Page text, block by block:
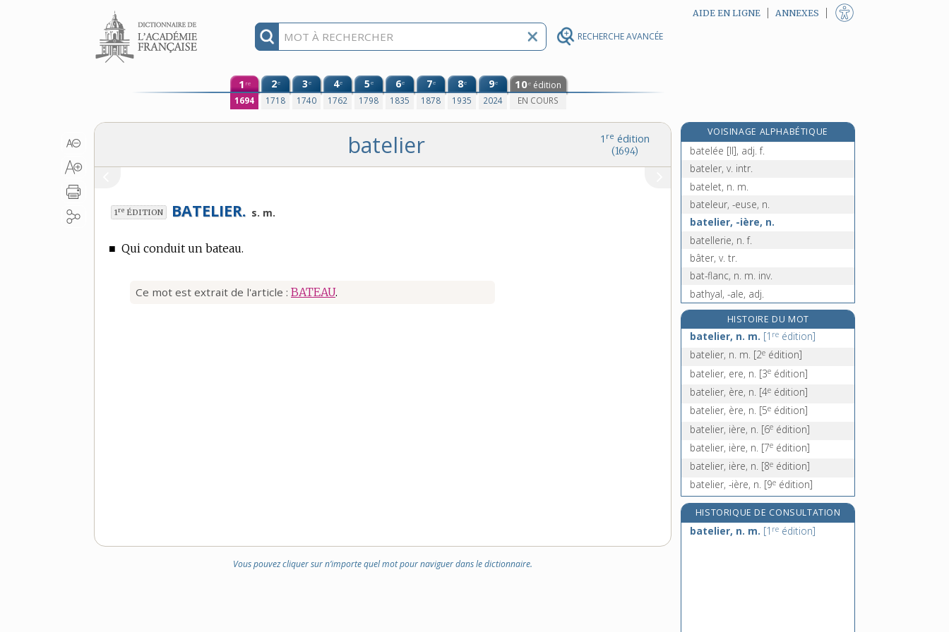
RECHERCHE AVANCÉE
Aller au contenu AIDE EN LIGNE ANNEXES
1 re
1694
2e
1718
3e
1740
4e
1762
5e
1798
6e
1835
7e
1878
8e
1935
9e
2024
10e édition
EN COURS
1 re édition
(1694)
batelier
1re ÉDITION BATELIER. s. m.
■ Qui conduit un bateau.
Ce mot est extrait de l'article : BATEAU.
Vous pouvez cliquer sur n’importe quel mot pour naviguer dans le dictionnaire.
VOISINAGE ALPHABÉTIQUE
batelée [I], n. f.
batelée [II], adj. f.
bateler, v. intr.
batelet, n. m.
bateleur, -euse, n.
batelier, -ière, n.
batellerie, n. f.
bâter, v. tr.
bat-flanc, n. m. inv.
bathyal, -ale, adj.
bathymétrie, n. f.
bathymétrique, adj.
bâti, -ie, adj. et n.
HISTOIRE DU MOT
batelier, n. m. [1 re édition]
batelier, n. m. [2e édition]
batelier, ere, n. [3e édition]
batelier, ère, n. [4e édition]
batelier, ère, n. [5e édition]
batelier, ière, n. [6e édition]
batelier, ière, n. [7e édition]
batelier, ière, n. [8e édition]
batelier, -ière, n. [9e édition]
HISTORIQUE DE CONSULTATION
batelier, n. m. [1 re édition]